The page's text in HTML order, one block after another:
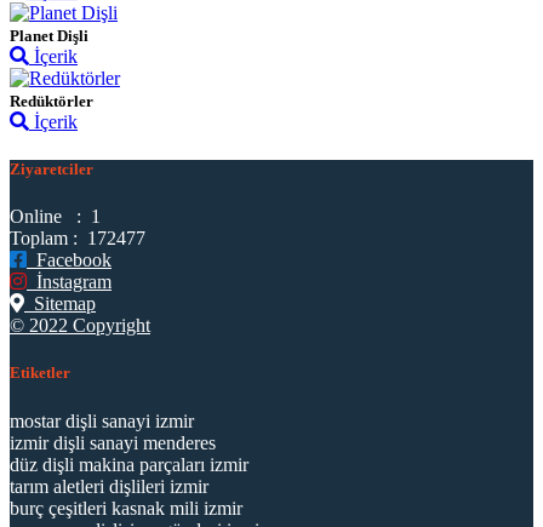
Planet Dişli
İçerik
Redüktörler
İçerik
Ziyaretciler
Online : 1
Toplam : 172477
Facebook
İnstagram
Sitemap
© 2022 Copyright
Etiketler
mostar dişli sanayi izmir
izmir dişli sanayi menderes
düz dişli makina parçaları izmir
tarım aletleri dişlileri izmir
burç çeşitleri kasnak mili izmir